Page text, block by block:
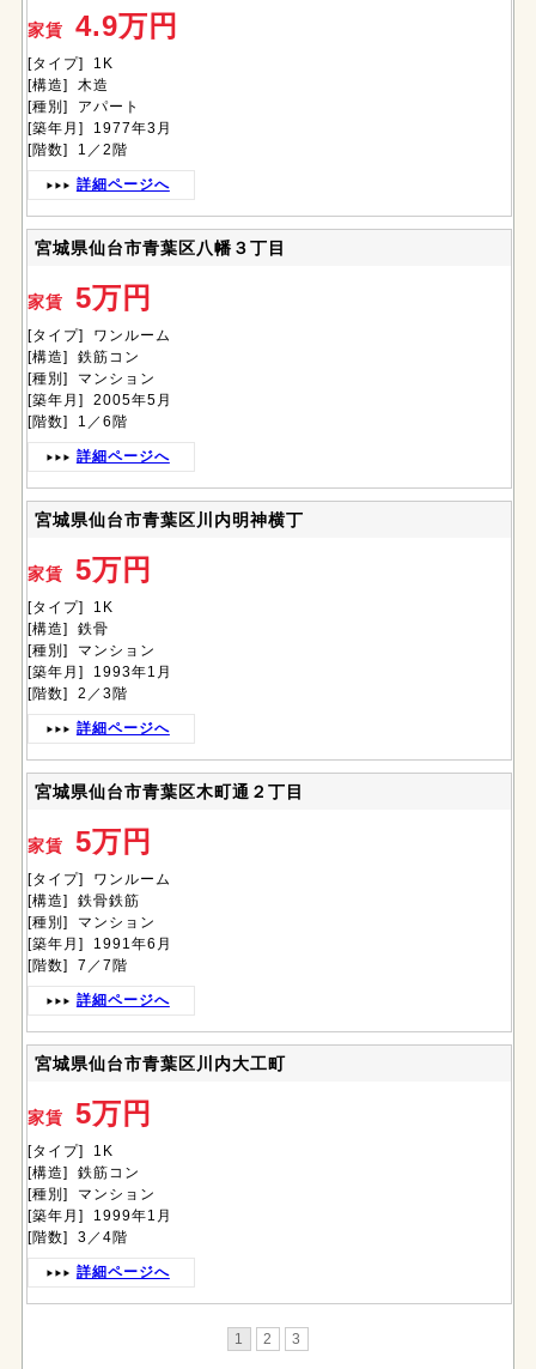
家賃 4.9万円
[タイプ] 1K
[構造] 木造
[種別] アパート
[築年月] 1977年3月
[階数] 1／2階
詳細ページへ
宮城県仙台市青葉区八幡３丁目
家賃 5万円
[タイプ] ワンルーム
[構造] 鉄筋コン
[種別] マンション
[築年月] 2005年5月
[階数] 1／6階
詳細ページへ
宮城県仙台市青葉区川内明神横丁
家賃 5万円
[タイプ] 1K
[構造] 鉄骨
[種別] マンション
[築年月] 1993年1月
[階数] 2／3階
詳細ページへ
宮城県仙台市青葉区木町通２丁目
家賃 5万円
[タイプ] ワンルーム
[構造] 鉄骨鉄筋
[種別] マンション
[築年月] 1991年6月
[階数] 7／7階
詳細ページへ
宮城県仙台市青葉区川内大工町
家賃 5万円
[タイプ] 1K
[構造] 鉄筋コン
[種別] マンション
[築年月] 1999年1月
[階数] 3／4階
詳細ページへ
1 2 3